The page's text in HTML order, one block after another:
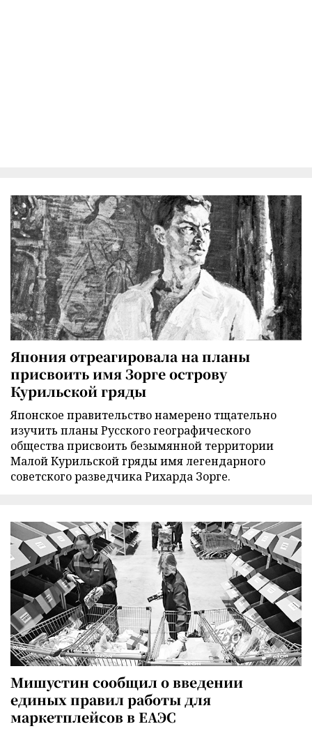
Япония отреагировала на планы
присвоить имя Зорге острову
Курильской гряды
Японское правительство намерено тщательно
изучить планы Русского географического
общества присвоить безымянной территории
Малой Курильской гряды имя легендарного
советского разведчика Рихарда Зорге.
Мишустин сообщил о введении
единых правил работы для
маркетплейсов в ЕАЭС